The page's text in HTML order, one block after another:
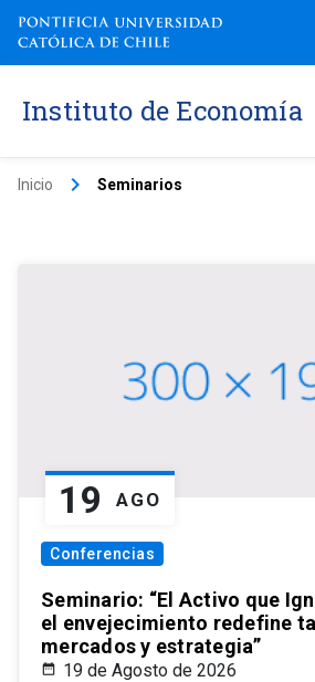
Instituto de Economía
Inicio keyboard_arrow_right Seminarios
19 AGO
Conferencias
Seminario: “El Activo que
el envejecimiento redefine
mercados y estrategia”
19 de Agosto de 2026